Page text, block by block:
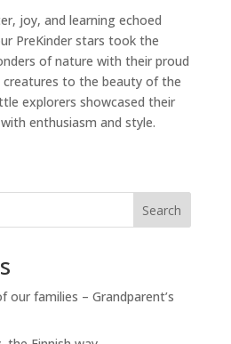
joy, and learning echoed
PreKinder stars took the
of nature with their proud
creatures to the beauty of the
explorers showcased their
enthusiasm and style.
Search
our families – Grandparent’s